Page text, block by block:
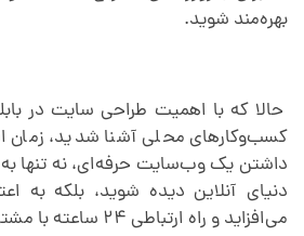
بهره‌مند شوید.
حالا که با اهمیت طراحی سایت در
کسب‌وکارهای محلی آشنا شدید، زمان
داشتن یک وب‌سایت حرفه‌ای، نه تنها
دنیای آنلاین دیده شوید، بلکه به
می‌افزاید و راه ارتباطی ۲۴ ساعته با مشتریان ایجاد می‌کند.